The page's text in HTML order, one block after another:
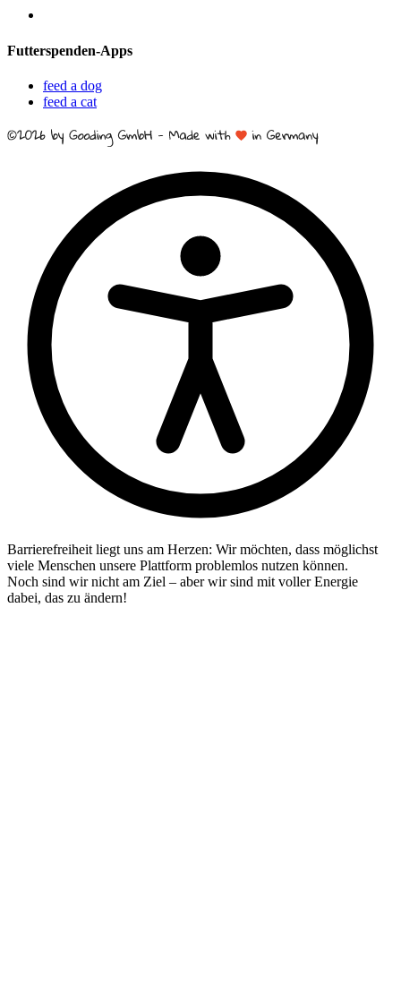
Futterspenden-Apps
feed a dog
feed a cat
Barrierefreiheit liegt uns am Herzen: Wir möchten, dass möglichst
viele Menschen unsere Plattform problemlos nutzen können.
Noch sind wir nicht am Ziel – aber wir sind mit voller Energie
dabei, das zu ändern!